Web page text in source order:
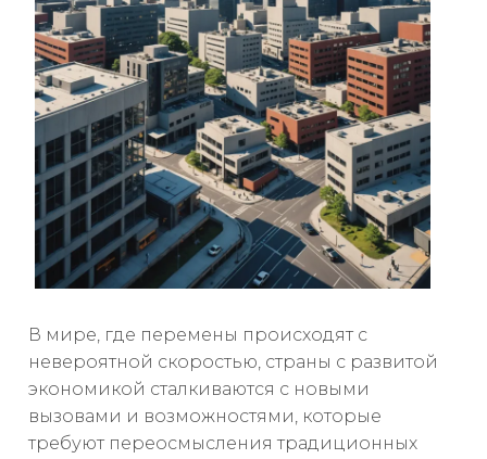
В мире, где перемены происходят с
невероятной скоростью, страны с развитой
экономикой сталкиваются с новыми
вызовами и возможностями, которые
требуют переосмысления традиционных